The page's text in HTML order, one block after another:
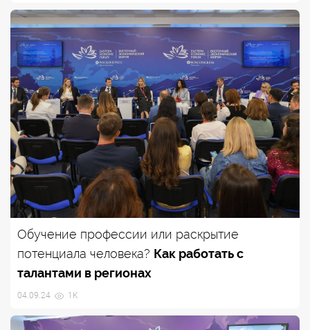
Обучение профессии или раскрытие
потенциала человека? Как работать с
талантами в регионах
04.09.24 1K